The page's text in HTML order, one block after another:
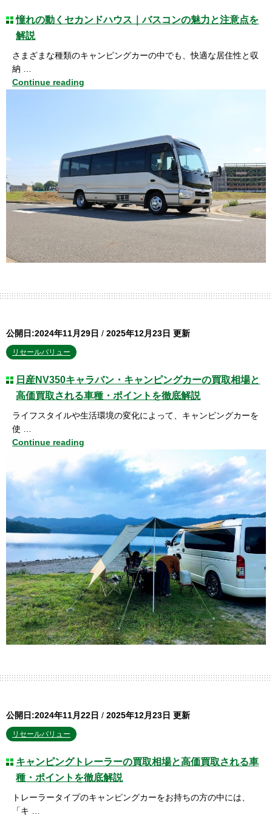
憧れの動くセカンドハウス｜バスコンの魅力と注意点を
解説
さまざまな種類のキャンピングカーの中でも、快適な居住性と収
納 …
Continue reading
公開日:2024年11月29日 / 2025年12月23日 更新
リセールバリュー
日産NV350キャラバン・キャンピングカーの買取相場と
高価買取される車種・ポイントを徹底解説
ライフスタイルや生活環境の変化によって、キャンピングカーを
使 …
Continue reading
公開日:2024年11月22日 / 2025年12月23日 更新
リセールバリュー
キャンピングトレーラーの買取相場と高価買取される車
種・ポイントを徹底解説
トレーラータイプのキャンピングカーをお持ちの方の中には、
「キ …